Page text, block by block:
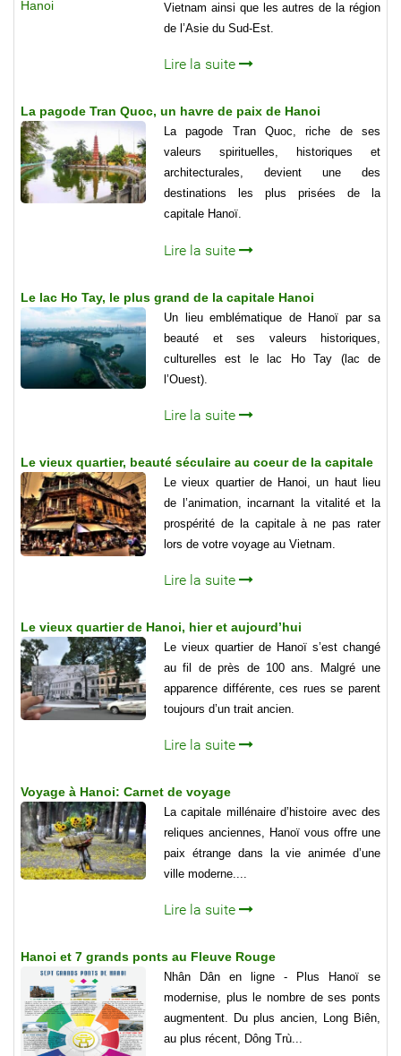
Vietnam ainsi que les autres de la région
de l’Asie du Sud-Est.
Lire la suite
La pagode Tran Quoc, un havre de paix de Hanoi
La pagode Tran Quoc, riche de ses
valeurs spirituelles, historiques et
architecturales, devient une des
destinations les plus prisées de la
capitale Hanoï.
Lire la suite
Le lac Ho Tay, le plus grand de la capitale Hanoi
Un lieu emblématique de Hanoï par sa
beauté et ses valeurs historiques,
culturelles est le lac Ho Tay (lac de
l’Ouest).
Lire la suite
Le vieux quartier, beauté séculaire au coeur de la capitale
Le vieux quartier de Hanoi, un haut lieu
de l’animation, incarnant la vitalité et la
prospérité de la capitale à ne pas rater
lors de votre voyage au Vietnam.
Lire la suite
Le vieux quartier de Hanoi, hier et aujourd’hui
Le vieux quartier de Hanoï s’est changé
au fil de près de 100 ans. Malgré une
apparence différente, ces rues se parent
toujours d’un trait ancien.
Lire la suite
Voyage à Hanoi: Carnet de voyage
La capitale millénaire d’histoire avec des
reliques anciennes, Hanoï vous offre une
paix étrange dans la vie animée d’une
ville moderne....
Lire la suite
Hanoi et 7 grands ponts au Fleuve Rouge
Nhân Dân en ligne - Plus Hanoï se
modernise, plus le nombre de ses ponts
augmentent. Du plus ancien, Long Biên,
au plus récent, Dông Trù...